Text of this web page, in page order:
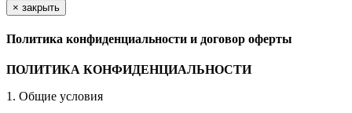
× закрыть
Политика конфиденциальности и договор оферты
ПОЛИТИКА КОНФИДЕНЦИАЛЬНОСТИ
1. Общие условия